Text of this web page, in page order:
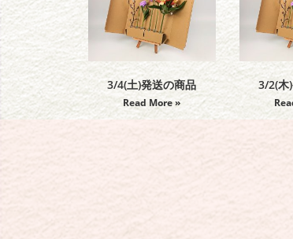
3/4(土)発送の商品
Read More »
3/2(木